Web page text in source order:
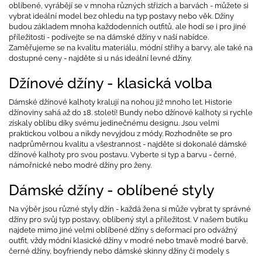
oblíbené, vyrábějí se v mnoha různých střizích a barvách - můžete si
vybrat ideální model bez ohledu na typ postavy nebo věk. Džíny
budou základem mnoha každodenních outfitů, ale hodí se i pro jiné
příležitosti - podívejte se na dámské džíny v naší nabídce.
Zaměřujeme se na kvalitu materiálu, módní střihy a barvy, ale také na
dostupné ceny - najděte si u nás ideální levné džíny.
Džínové džíny - klasická volba
Dámské džínové kalhoty kralují na nohou již mnoho let. Historie
džínoviny sahá až do 18. století! Bundy nebo džínové kalhoty si rychle
získaly oblibu díky svému jedinečnému designu. Jsou velmi
praktickou volbou a nikdy nevyjdou z módy. Rozhodněte se pro
nadprůměrnou kvalitu a všestrannost - najděte si dokonalé dámské
džínové kalhoty pro svou postavu. Vyberte si typ a barvu - černé,
námořnické nebo modré džíny pro ženy.
Dámské džíny - oblíbené styly
Na výběr jsou různé styly džín - každá žena si může vybrat ty správné
džíny pro svůj typ postavy, oblíbený styl a příležitost. V našem butiku
najdete mimo jiné velmi oblíbené džíny s deformací pro odvážný
outfit, vždy módní klasické džíny v modré nebo tmavě modré barvě,
černé džíny, boyfriendy nebo dámské skinny džíny či modely s